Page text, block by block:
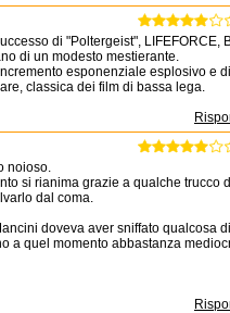
di "Poltergeist", LIFEFORCE,
di un modesto mestierante.
esponenziale esplosivo e
classica dei film di bassa lega.
noioso.
si rianima grazie a qualche trucco
dal coma.
doveva aver sniffato qualcosa
a quel momento abbastanza